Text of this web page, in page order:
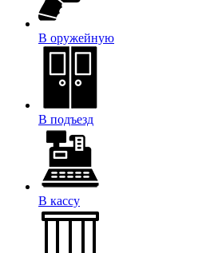
В оружейную
В подъезд
В кассу